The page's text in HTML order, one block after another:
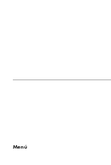
Menú